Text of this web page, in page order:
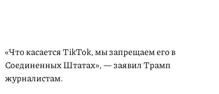
«Что касается TikTok, мы запрещаем его в
Соединенных Штатах», — заявил Трамп
журналистам.